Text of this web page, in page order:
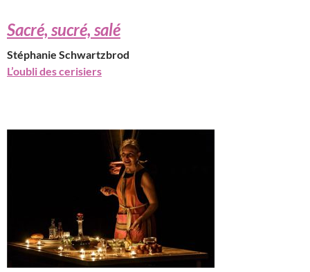
Sacré, sucré, salé
Stéphanie Schwartzbrod
L’oubli des cerisiers